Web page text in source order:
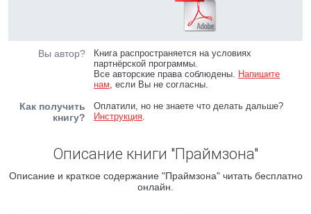
Вы автор?
Книга распространяется на условиях
партнёрской программы.
Все авторские права соблюдены. Напишите
нам, если Вы не согласны.
Как получить
книгу?
Оплатили, но не знаете что делать дальше?
Инструкция.
Описание книги "Праймзона"
Описание и краткое содержание "Праймзона" читать бесплатно
онлайн.